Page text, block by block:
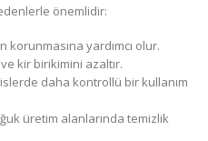
önemlidir:
korunmasına yardımcı olur.
kir birikimini azaltır.
daha kontrollü bir kullanım
üretim alanlarında temizlik